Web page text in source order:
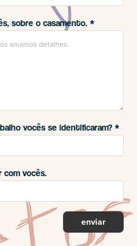
sobre o casamento. *
vocês se identificaram? *
com vocês.
enviar